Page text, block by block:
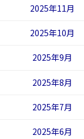
2025年11月
2025年10月
2025年9月
2025年8月
2025年7月
2025年6月